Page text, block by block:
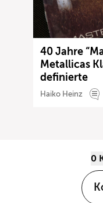
40 Jahre
Metallicas
definierte
Haiko Heinz